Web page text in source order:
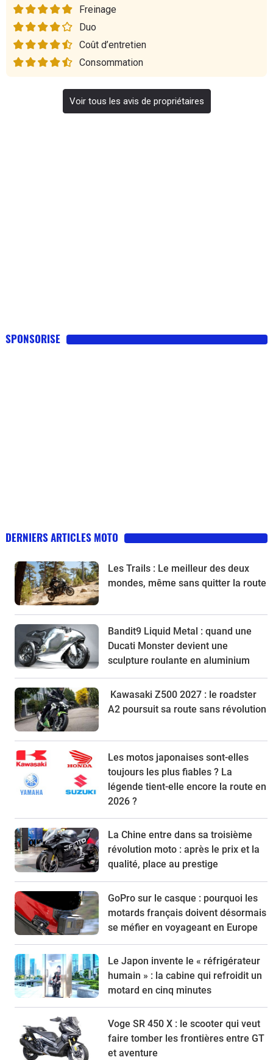
Freinage
Duo
Coût d’entretien
Consommation
Voir tous les avis de propriétaires
SPONSORISE
DERNIERS ARTICLES MOTO
Les Trails : Le meilleur des deux
mondes, même sans quitter la route
Bandit9 Liquid Metal : quand une
Ducati Monster devient une
sculpture roulante en aluminium
Kawasaki Z500 2027 : le roadster
A2 poursuit sa route sans révolution
Les motos japonaises sont-elles
toujours les plus fiables ? La
légende tient-elle encore la route en
2026 ?
La Chine entre dans sa troisième
révolution moto : après le prix et la
qualité, place au prestige
GoPro sur le casque : pourquoi les
motards français doivent désormais
se méfier en voyageant en Europe
Le Japon invente le « réfrigérateur
humain » : la cabine qui refroidit un
motard en cinq minutes
Voge SR 450 X : le scooter qui veut
faire tomber les frontières entre GT
et aventure